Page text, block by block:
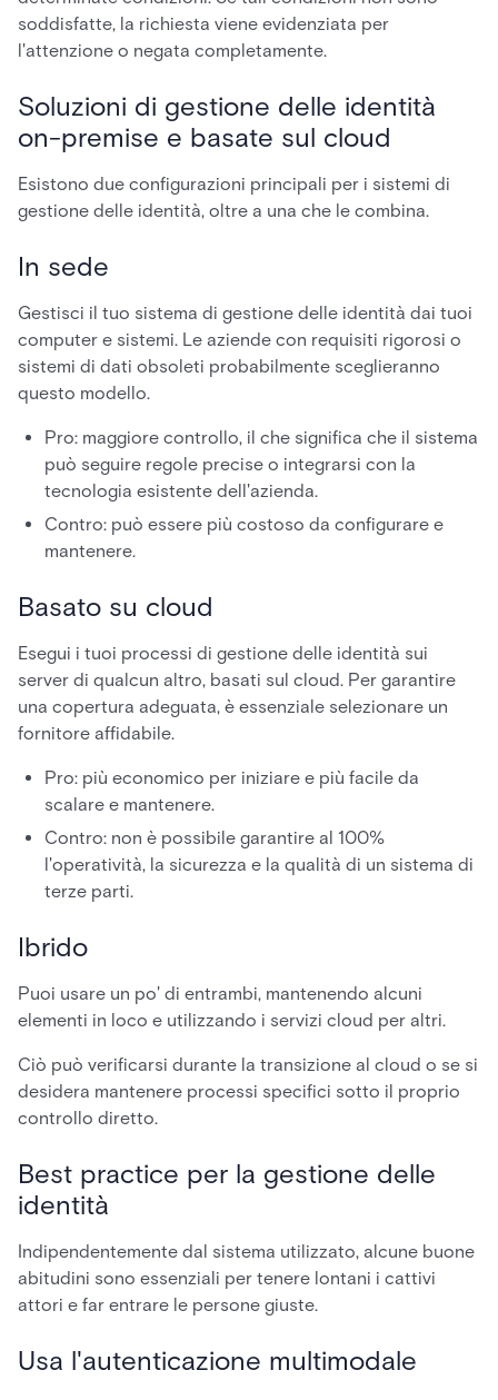
soddisfatte, la richiesta viene evidenziata per
l'attenzione o negata completamente.
Soluzioni di gestione delle identità
on-premise e basate sul cloud
Esistono due configurazioni principali per i sistemi di
gestione delle identità, oltre a una che le combina.
In sede
Gestisci il tuo sistema di gestione delle identità dai tuoi
computer e sistemi. Le aziende con requisiti rigorosi o
sistemi di dati obsoleti probabilmente sceglieranno
questo modello.
Pro: maggiore controllo, il che significa che il sistema
può seguire regole precise o integrarsi con la
tecnologia esistente dell'azienda.
Contro: può essere più costoso da configurare e
mantenere.
Basato su cloud
Esegui i tuoi processi di gestione delle identità sui
server di qualcun altro, basati sul cloud. Per garantire
una copertura adeguata, è essenziale selezionare un
fornitore affidabile.
Pro: più economico per iniziare e più facile da
scalare e mantenere.
Contro: non è possibile garantire al 100%
l'operatività, la sicurezza e la qualità di un sistema di
terze parti.
Ibrido
Puoi usare un po' di entrambi, mantenendo alcuni
elementi in loco e utilizzando i servizi cloud per altri.
Ciò può verificarsi durante la transizione al cloud o se si
desidera mantenere processi specifici sotto il proprio
controllo diretto.
Best practice per la gestione delle
identità
Indipendentemente dal sistema utilizzato, alcune buone
abitudini sono essenziali per tenere lontani i cattivi
attori e far entrare le persone giuste.
Usa l'autenticazione multimodale